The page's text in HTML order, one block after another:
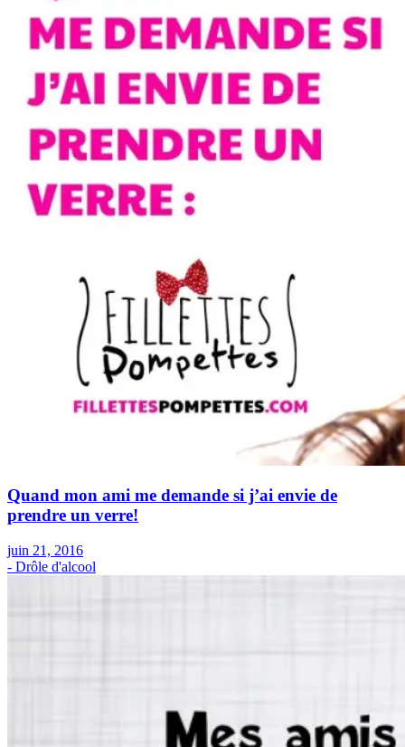
Quand mon ami me demande si j’ai envie de
prendre un verre!
juin 21, 2016
- Drôle d'alcool